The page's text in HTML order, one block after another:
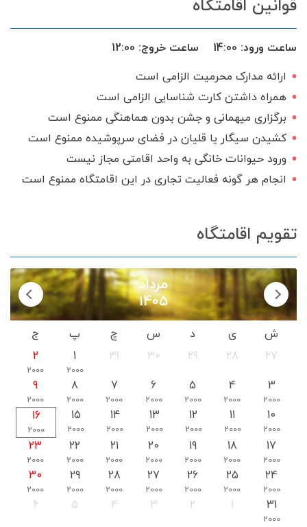
قوانین اقامتگاه
ساعت ورود: 14:00 ساعت خروج: 12:00
ارائه مدارک محرمیت الزامی است
همراه داشتن کارت شناسایی الزامی است
برگزاری میهمانی و جشن بدون هماهنگی ممنوع است
کشیدن سیگار یا قلیان در فضای سرپوشیده ممنوع است
ورود حیوانات خانگی به واحد اقامتی مجاز نیست
انجام هر گونه فعالیت تجاری در این اقامتگاه ممنوع است
تقویم اقامتگاه
مرداد
1405
ش ی د س چ پ
ج
27
28
29
30
31
1
2000
2
2000
3
2000
4
2000
5
2000
6
2000
7
2000
8
2000
9
2000
10
2000
11
2000
12
2000
13
2000
14
2000
15
2000
16
2000
17
2000
18
2000
19
2000
20
2000
21
2000
22
2000
23
2000
24
2000
25
2000
26
2000
27
2000
28
2000
29
2000
30
2000
31
2000
1
2
3
4
5
6